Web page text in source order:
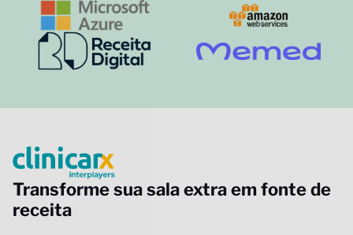
Transforme sua sala extra em fonte de
receita